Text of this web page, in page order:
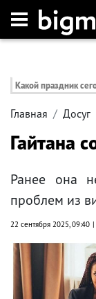
Какой праздник
Главная Досуг
Гайтана
Ранее она
проблем из
22 сентября 2025, 09:40